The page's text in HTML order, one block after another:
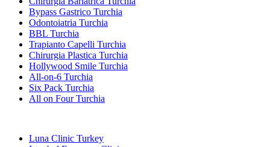
Bypass Gastrico Turchia
Odontoiatria Turchia
BBL Turchia
Trapianto Capelli Turchia
Chirurgia Plastica Turchia
Hollywood Smile Turchia
All-on-6 Turchia
Six Pack Turchia
All on Four Turchia
Luna Clinic Turkey